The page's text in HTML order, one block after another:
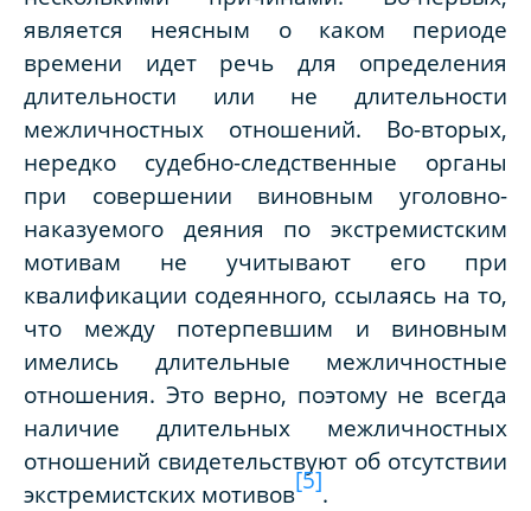
является неясным о каком периоде
времени идет речь для определения
длительности или не длительности
межличностных отношений. Во-вторых,
нередко судебно-следственные органы
при совершении виновным уголовно-
наказуемого деяния по экстремистским
мотивам не учитывают его при
квалификации содеянного, ссылаясь на то,
что между потерпевшим и виновным
имелись длительные межличностные
отношения. Это верно, поэтому не всегда
наличие длительных межличностных
отношений свидетельствуют об отсутствии
экстремистских мотивов[5].